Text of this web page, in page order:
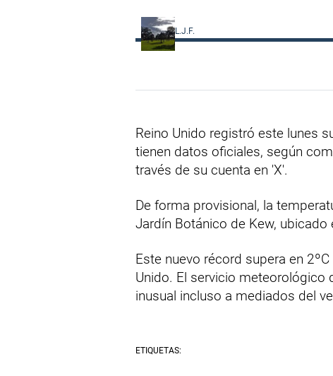
L.J.F.
Reino Unido registró este lunes
tienen datos oficiales, según
través de su cuenta en 'X'.
De forma provisional, la
Jardín Botánico de Kew, ubicado
Este nuevo récord supera en
Unido. El servicio meteorológico
inusual incluso a mediados del
ETIQUETAS: